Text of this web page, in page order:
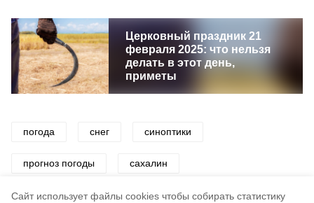
Cайт использует файлы cookies чтобы собирать статистику
Церковный праздник 21
февраля 2025: что нельзя
делать в этот день,
приметы
погода снег синоптики
прогноз погоды сахалин
сахалин и курилы сахалинская область